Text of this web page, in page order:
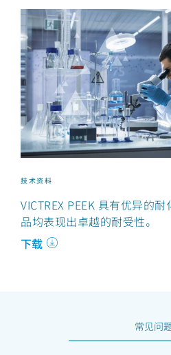
技术资料
VICTREX PEEK 具有优异的
品均表现出卓越的耐受性。
下载
常见问